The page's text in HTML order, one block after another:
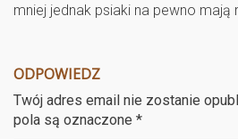
mniej jednak psiaki na pewno mają
ODPOWIEDZ
Twój adres email nie zostanie
pola są oznaczone *